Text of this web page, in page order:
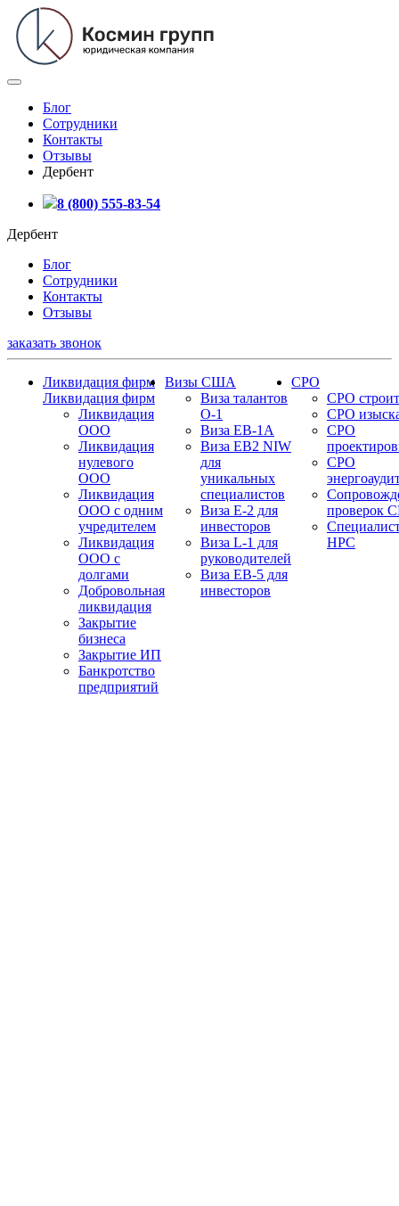
Блог
Сотрудники
Контакты
Отзывы
Дербент
8 (800) 555-83-54
Дербент
Блог
Сотрудники
Контакты
Отзывы
заказать звонок
Ликвидация фирм
Ликвидация фирм
Ликвидация
ООО
Ликвидация
нулевого
ООО
Ликвидация
ООО с одним
учредителем
Ликвидация
ООО с
долгами
Добровольная
ликвидация
Закрытие
бизнеса
Закрытие ИП
Банкротство
предприятий
Визы США
Виза талантов
О-1
Виза EB-1A
Виза EB2 NIW
для
уникальных
специалистов
Виза E-2 для
инвесторов
Виза L-1 для
руководителей
Виза EB-5 для
инвесторов
СРО
СРО
СРО
СРО
СРО
проверок
НРС